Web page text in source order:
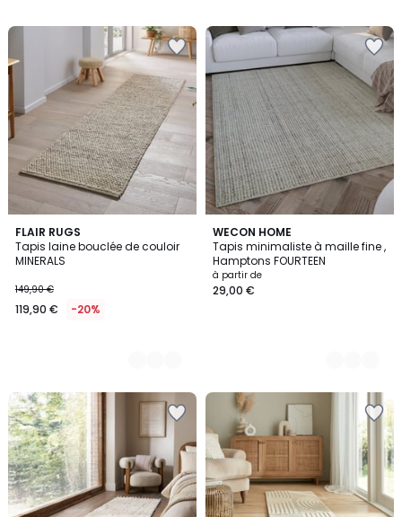
FLAIR RUGS
Tapis laine bouclée de couloir
MINERALS
149,90 €
119,90 € -20%
2
Couleurs
WECON HOME
Tapis minimaliste à maille fine ,
Hamptons FOURTEEN
à partir de
29,00 €
2
Couleurs